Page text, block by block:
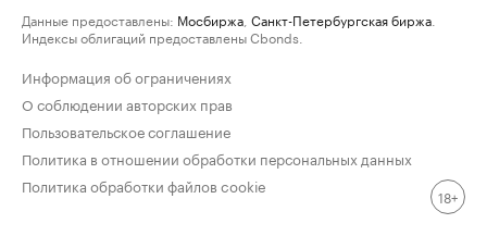
Данные предоставлены: Мосбиржа Санкт-Петербургская биржа
Индексы облигаций предоставлены Cbonds.
Информация об ограничениях
О соблюдении авторских прав
Пользовательское соглашение
Политика в отношении обработки персональных данных
Политика обработки файлов cookie
18+